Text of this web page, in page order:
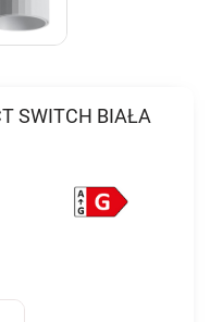
SWITCH BIAŁA